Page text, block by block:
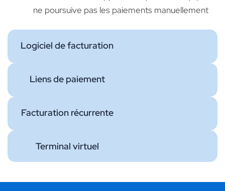
ne poursuive pas les paiements manuellement
Logiciel de facturation
Liens de paiement
Facturation récurrente
Terminal virtuel